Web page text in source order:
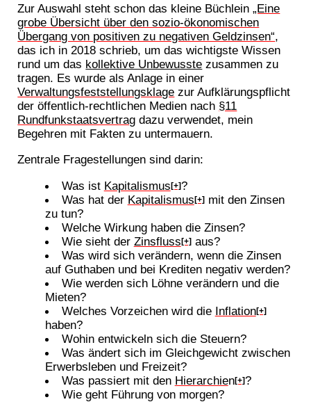
Zur Auswahl steht schon das kleine Büchlein„Eine
grobe Übersicht über den sozio-ökonomischen
Übergang von positiven zu negativen Geldzinsen“,
das ich in 2018 schrieb, um das wichtigste Wissen
rund um das kollektive Unbewusste zusammen zu
tragen. Es wurde als Anlage in einer
Verwaltungsfeststellungsklage zur Aufklärungspflicht
der öffentlich-rechtlichen Medien nach §11
Rundfunkstaatsvertrag dazu verwendet, mein
Begehren mit Fakten zu untermauern.
Zentrale Fragestellungen sind darin:
Was ist Kapitalismus[+]?
Was hat der Kapitalismus[+]mit den Zinsen
zu tun?
Welche Wirkung haben die Zinsen?
Wie sieht der Zinsfluss[+]aus?
Was wird sich verändern, wenn die Zinsen
auf Guthaben und bei Krediten negativ werden?
Wie werden sich Löhne verändern und die
Mieten?
Welches Vorzeichen wird die Inflation[+]
haben?
Wohin entwickeln sich die Steuern?
Was ändert sich im Gleichgewicht zwischen
Erwerbsleben und Freizeit?
Was passiert mit den Hierarchien[+]?
Wie geht Führung von morgen?